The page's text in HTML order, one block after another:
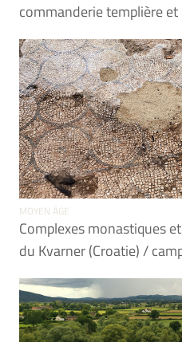
commanderie templière
MOYEN ÂGE
Complexes monastiques
du Kvarner (Croatie) /